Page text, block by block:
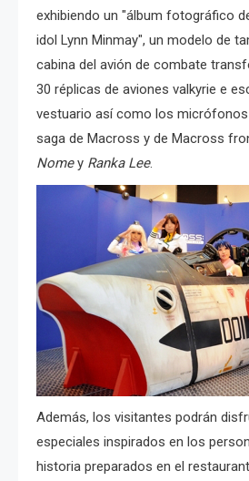
exhibiendo un "álbum fotográfico
idol Lynn Minmay", un modelo de
cabina del avión de combate
30 réplicas de aviones valkyrie e
vestuario así como los micrófonos
saga de Macross y de Macross
Nomey Ranka Lee.
Además, los visitantes podrán
especiales inspirados en los
historia preparados en el